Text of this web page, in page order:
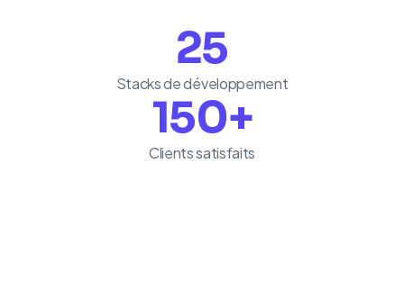
25
Stacks de développement
150+
Clients satisfaits